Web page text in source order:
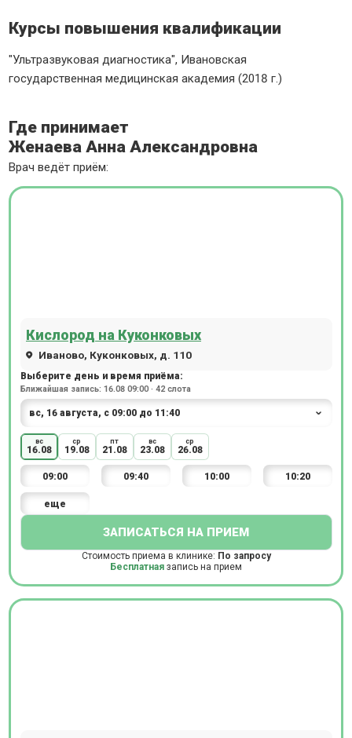
Курсы повышения квалификации
"Ультразвуковая диагностика", Ивановская
государственная медицинская академия (2018 г.)
Где принимает
Женаева Анна Александровна
Врач ведёт приём:
Кислород на Куконковых
Иваново, Куконковых, д. 110
Выберите день и время приёма:
Ближайшая запись: 16.08 09:00 · 42 слота
вс
16.08
ср
19.08
пт
21.08
вс
23.08
ср
26.08
09:00 09:40 10:00 10:20
еще
ЗАПИСАТЬСЯ НА ПРИЕМ
Стоимость приема в клинике: По запросу
Бесплатная запись на прием